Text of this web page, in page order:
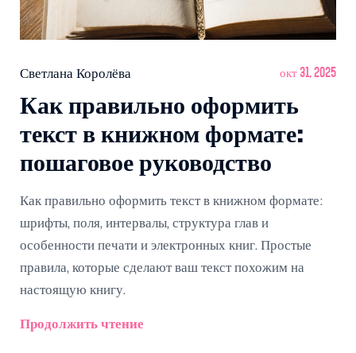
Светлана Королёва окт 31, 2025
Как правильно оформить
текст в книжном формате:
пошаговое руководство
Как правильно оформить текст в книжном формате:
шрифты, поля, интервалы, структура глав и
особенности печати и электронных книг. Простые
правила, которые сделают ваш текст похожим на
настоящую книгу.
Продолжить чтение